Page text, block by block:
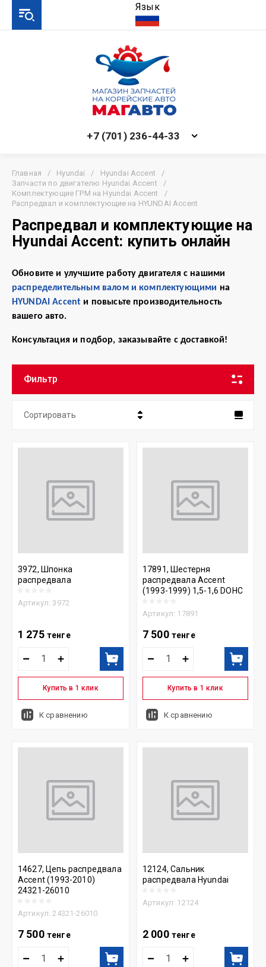
+7 (701) 236-44-33
Главная / Hyundai / Hyundai Accent
/
Запчасти по двигателю Hyundai Accent
/
Комплектующие ГРМ на Hyundai Accent
/
Распредвал и комплектующие на HYUNDAI Accent
Распредвал и комплектующие на
Hyundai Accent: купить онлайн
Обновите и улучшите работу двигателя с нашими
распределительным валом и комплектующими на
HYUNDAI Accent и повысьте производительность
вашего авто.
Консультация и подбор, заказывайте с доставкой!
Фильтр
Сортировать
Название - Я-А
Название - А-Я
3972, Шпонка
распредвала
Артикул: 3972
1 275 тенге
Купить в 1 клик
К сравнению
17891, Шестерня
распредвала Accent
(1993-1999) 1,5-1,6 DOHC
Артикул: 17891
7 500 тенге
Купить в 1 клик
К сравнению
14627, Цепь распредвала
Accent (1993-2010)
24321-26010
Артикул: 24321-26010
7 500 тенге
12124, Сальник
распредвала Hyundai
Артикул: 12124
2 000 тенге
Язык